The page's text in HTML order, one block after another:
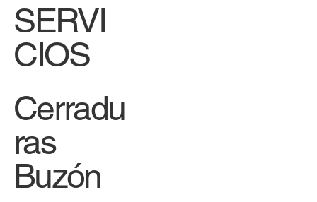
SERVI
CIOS
Cerradu
ras
Buzón